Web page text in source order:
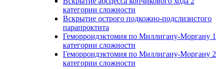
категории сложности
Вскрытие острого подкожно-подслизистого
парапроктита
Геморроидэктомия по Миллигану-Моргану 1
категории сложности
Геморроидэктомия по Миллигану-Моргану 2
категории сложности